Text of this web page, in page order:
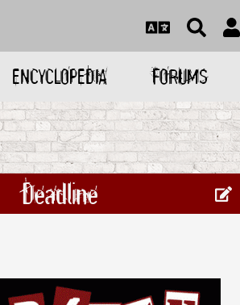
ENCYCLOPEDIA FORUMS
Deadline